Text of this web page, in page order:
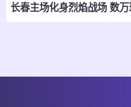
坦桑超
长春主场化身烈焰战场 数